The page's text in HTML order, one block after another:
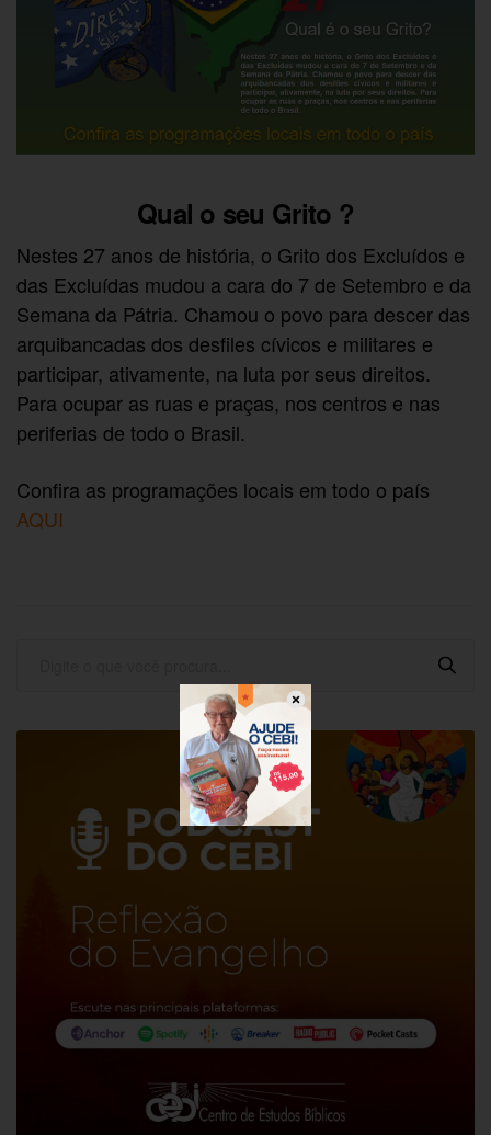
Qual o seu Grito ?
Nestes 27 anos de história, o Grito dos Excluídos e
das Excluídas mudou a cara do 7 de Setembro e da
Semana da Pátria. Chamou o povo para descer das
arquibancadas dos desfiles cívicos e militares e
participar, ativamente, na luta por seus direitos.
Para ocupar as ruas e praças, nos centros e nas
periferias de todo o Brasil.
Confira as programações locais em todo o país
AQUI